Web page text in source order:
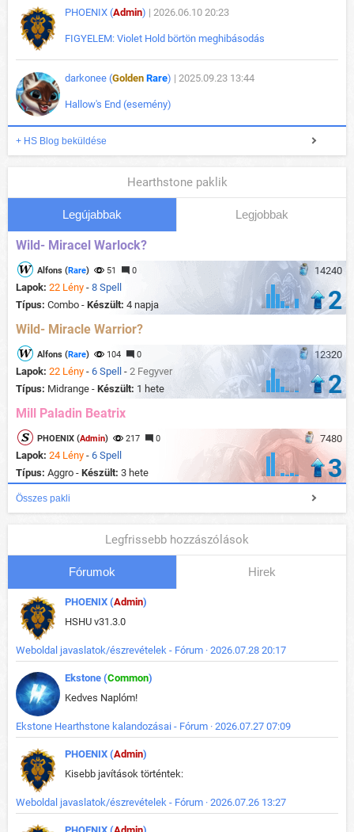
PHOENIX (Admin) | 2026.06.10 20:23
FIGYELEM: Violet Hold börtön meghibásodás
darkonee (Golden Rare) | 2025.09.23 13:44
Hallow's End (esemény)
+ HS Blog beküldése
Hearthstone paklik
Legújabbak Legjobbak
Wild- Miracel Warlock?
14240
Alfons (Rare) 51 0
Lapok: 22 Lény - 8 Spell
Típus: Combo - Készült: 4 napja 2
Wild- Miracle Warrior?
12320
Alfons (Rare) 104 0
Lapok: 22 Lény - 6 Spell - 2 Fegyver
Típus: Midrange - Készült: 1 hete 2
Mill Paladin Beatrix
7480
PHOENIX (Admin) 217 0
Lapok: 24 Lény - 6 Spell
Típus: Aggro - Készült: 3 hete 3
Összes pakli
Legfrissebb hozzászólások
Fórumok Hirek
PHOENIX (Admin)
HSHU v31.3.0
Weboldal javaslatok/észrevételek - Fórum · 2026.07.28 20:17
Ekstone (Common)
Kedves Naplóm!
Ekstone Hearthstone kalandozásai - Fórum · 2026.07.27 07:09
PHOENIX (Admin)
Kisebb javítások történtek:
Weboldal javaslatok/észrevételek - Fórum · 2026.07.26 13:27